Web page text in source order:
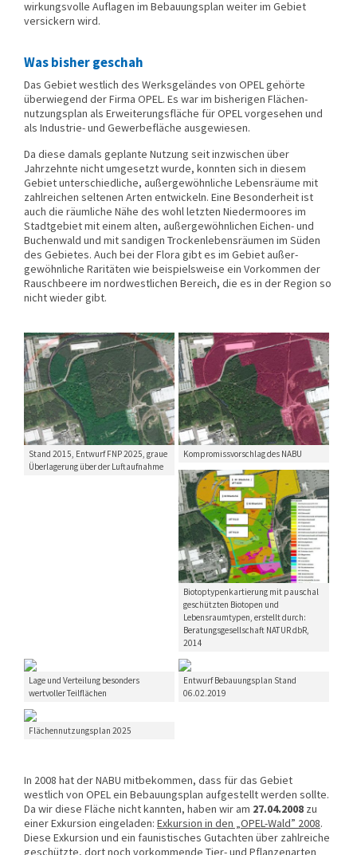
wirkungs­volle Auf­lagen im Bebau­ungs­plan weiter im Gebiet
versickern wird.
Was bisher geschah
Das Gebiet westlich des Werksgeländes von OPEL gehörte
überwiegend der Firma OPEL. Es war im bisherigen Flächen­
nutzungs­­plan als Erweiterungs­fläche für OPEL vorgesehen und
als Industrie- und Gewerbe­fläche ausge­wiesen.
Da diese damals geplante Nutzung seit inzwischen über
Jahrzehnte nicht umgesetzt wurde, konnten sich in diesem
Gebiet unter­schiedliche, außer­gewöhn­liche Lebens­räume mit
zahl­reichen seltenen Arten entwickeln. Eine Beson­der­heit ist
auch die räumliche Nähe des wohl letzten Nieder­moores im
Stadt­gebiet mit einem alten, außer­gewöhn­lichen Eichen- und
Buchen­wald und mit sandigen Trocken­lebens­räumen im Süden
des Gebietes. Auch bei der Flora gibt es im Gebiet außer­
gewöhn­liche Raritäten wie beispiels­weise ein Vorkom­men der
Rausch­beere im nord­west­lichen Bereich, die es in der Region so
nicht wieder gibt.
Stand 2015, Entwurf FNP 2025, graue
Überlagerung über der Luftaufnahme
Kompromissvorschlag des NABU
Biotoptypenkartierung mit pauschal
geschützten Biotopen und
Lebensraumtypen, erstellt durch:
Beratungsgesellschaft NATUR dbR,
2014
Lage und Verteilung besonders
wertvoller Teilflächen
Entwurf Bebauungsplan Stand
06.02.2019
Flächennutzungsplan 2025
In 2008 hat der NABU mitbekommen, dass für das Gebiet
westlich von OPEL ein Bebauungsplan aufgestellt werden sollte.
Da wir diese Fläche nicht kannten, haben wir am 27.04.2008 zu
einer Exkursion eingeladen: Exkursion in den „OPEL-Wald” 2008.
Diese Exkursion und ein faunistisches Gutachten über zahlreiche
geschützte, dort noch vorkommende Tier- und Pflanzenarten